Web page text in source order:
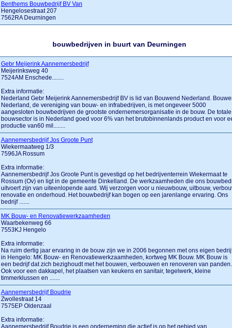
Benthems Bouwbedrijf BV Van
Hengelosestraat 207
7562RA Deurningen
bouwbedrijven in buurt van Deurningen
Gebr Meijerink Aannemersbedrijf
Meijerinksweg 40
7524AM Enschede........
Extra informatie:
Nederland Gebr Meijerink Aannemersbedrijf BV is lid van Bouwend Nederland.
Nederland, de vereniging van bouw- en infrabedrijven, is met ongeveer 5000
aangesloten bouwbedrijven de grootste ondernemersorganisatie in de bouw. De totale
bouwsector is in Nederland goed voor 6% van het brutobinnenlands product en voor
productie van60 mil........
Aannemersbedrijf Jos Groote Punt
Wiekermaatweg 1/3
7596JA Rossum
Extra informatie:
Aannemersbedrijf Jos Groote Punt is gevestigd op het bedrijventerrein Wiekermaat te
Rossum (Ov) en ligt in de gemeente Dinkelland. De werkzaamheden die ons
uitvoert zijn van uiteenlopende aard. Wij verzorgen voor u nieuwbouw, uitbouw,
renovatie en onderhoud. Het bouwbedrijf kan bogen op een jarenlange ervaring. Ons
bedrijf .......
MK Bouw- en Renovatiewerkzaamheden
Waarbekenweg 66
7553KJ Hengelo
Extra informatie:
Na ruim dertig jaar ervaring in de bouw zijn we in 2006 begonnen met ons eigen
in Hengelo: MK Bouw- en Renovatiewerkzaamheden, kortweg MK Bouw. MK Bouw is
een bedrijf dat zich bezighoudt met het bouwen, verbouwen en renoveren van panden.
Ook voor een dakkapel, het plaatsen van keukens en sanitair, tegelwerk, kleine
timmerklussen en .......
Aannemersbedrijf Boudrie
Zwollestraat 14
7575EP Oldenzaal
Extra informatie:
Aannemersbedrijf Boudrie is een onderneming die actief is op het gebied van